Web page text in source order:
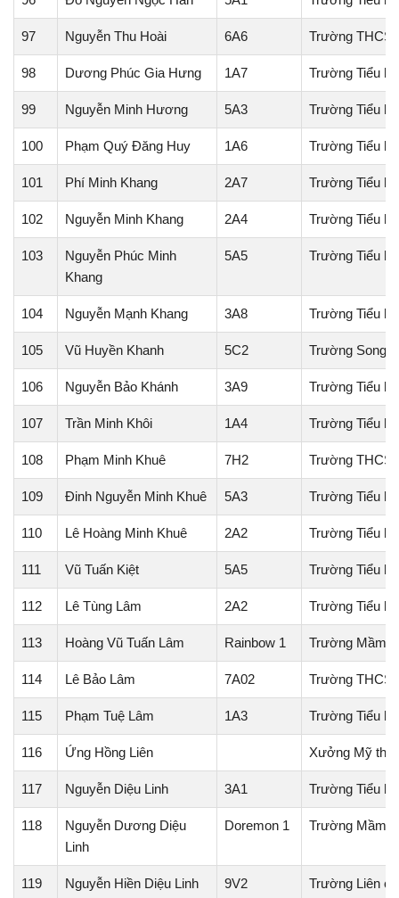
97 Nguyễn Thu Hoài 6A6 Trường THCS
98 Dương Phúc Gia Hưng 1A7 Trường Tiểu
99 Nguyễn Minh Hương 5A3 Trường Tiểu
100 Phạm Quý Đăng Huy 1A6 Trường Tiểu
101 Phí Minh Khang 2A7 Trường Tiểu
102 Nguyễn Minh Khang 2A4 Trường Tiểu
103
Nguyễn Phúc Minh
Khang
5A5 Trường Tiểu
104 Nguyễn Mạnh Khang 3A8 Trường Tiểu
105 Vũ Huyền Khanh 5C2 Trường Song
106 Nguyễn Bảo Khánh 3A9 Trường Tiểu
107 Trần Minh Khôi 1A4 Trường Tiểu
108 Phạm Minh Khuê 7H2 Trường THCS
109 Đinh Nguyễn Minh Khuê 5A3 Trường Tiểu
110 Lê Hoàng Minh Khuê 2A2 Trường Tiểu
111 Vũ Tuấn Kiệt 5A5 Trường Tiểu
112 Lê Tùng Lâm 2A2 Trường Tiểu
113 Hoàng Vũ Tuấn Lâm Rainbow 1 Trường Mầm
114 Lê Bảo Lâm 7A02 Trường THCS
115 Phạm Tuệ Lâm 1A3 Trường Tiểu
116 Ứng Hồng Liên Xưởng Mỹ
117 Nguyễn Diệu Linh 3A1 Trường Tiểu
118
Nguyễn Dương Diệu
Linh
Doremon 1 Trường Mầm
119 Nguyễn Hiền Diệu Linh 9V2 Trường Liên